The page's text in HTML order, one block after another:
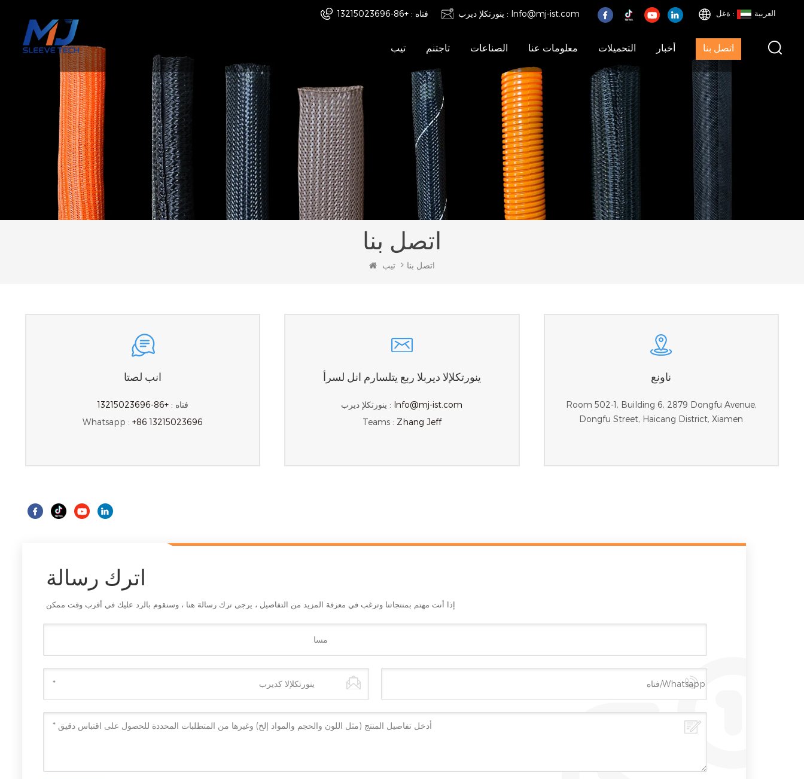
ةغل : العربية فتاه : +86-13215023696 ينورتكلإ ديرب : Info@mj-ist.com
تيب تاجتنم الصناعات معلومات عنا التحميلات أخبار اتصل بنا
اتصل بنا
تيب اتصل بنا
انب لصتا
فتاه :+86-13215023696
Whatsapp :+86 13215023696
ينورتكلإلا ديربلا ربع يتلسارم انل لسرأ
ينورتكلإ ديرب : Info@mj-ist.com
Teams : Zhang Jeff
ناونع
Room 502-1, Building 6, 2879 Dongfu Avenue,
Dongfu Street, Haicang District, Xiamen
اترك رسالة
إذا أنت مهتم بمنتجاتنا وترغب في معرفة المزيد من التفاصيل ، يرجى ترك رسالة هنا ، وسنقوم بالرد عليك في أقرب وقت ممكن